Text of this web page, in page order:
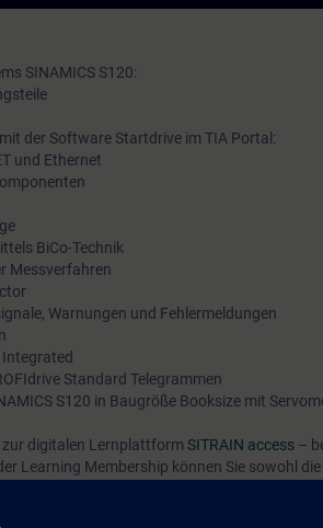
SINAMICS S120:
der Software Startdrive im TIA Portal:
und Ethernet
BiCo-Technik
Messverfahren
Warnungen und Fehlermeldungen
Standard Telegrammen
S120 in Baugröße Booksize mit
digitalen Lernplattform SITRAIN access –
Learning Membership können Sie sowohl
anderen interessanten Themen weiterbilden.